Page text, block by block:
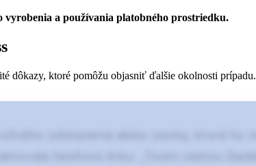
a používania platobného prostriedku.
dôkazy, ktoré pomôžu objasniť ďalšie okolnosti prípadu.